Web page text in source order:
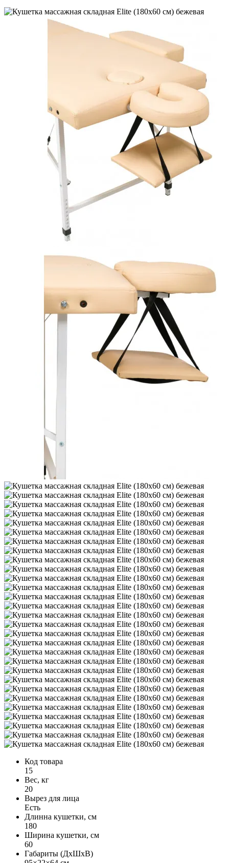
Код товара
15
Вес, кг
20
Вырез для лица
Есть
Длинна кушетки, см
180
Ширина кушетки, см
60
Габариты (ДхШхВ)